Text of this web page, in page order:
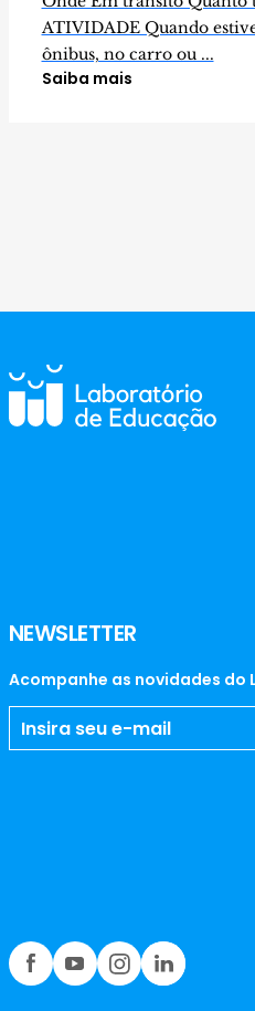
ATIVIDADE Quando
ônibus, no carro ou ...
Saiba mais
NEWSLETTER
Acompanhe as novidades do